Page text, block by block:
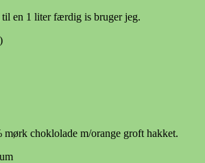
til en 1 liter færdig is bruger jeg.
mørk choklolade m/orange groft hakket.